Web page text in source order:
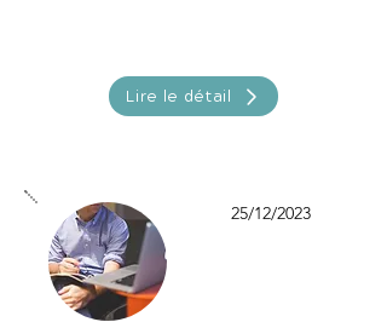
Lire le détail
25/12/2023